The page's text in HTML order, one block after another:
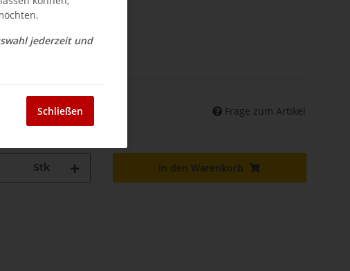
(DE - Ausland abweichend) Frage zum Artikel
Stk In den Warenkorb
jederzeit und
Schließen